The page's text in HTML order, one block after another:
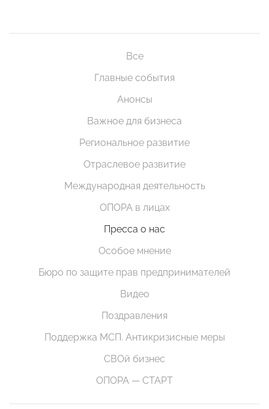
Все
Главные события
Анонсы
Важное для бизнеса
Региональное развитие
Отраслевое развитие
Международная деятельность
ОПОРА в лицах
Пресса о нас
Особое мнение
Бюро по защите прав предпринимателей
Видео
Поздравления
Поддержка МСП. Антикризисные меры
СВОй бизнес
ОПОРА — СТАРТ